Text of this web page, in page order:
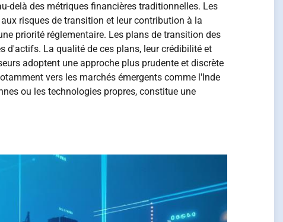
delà des métriques financières traditionnelles. Les
risques de transition et leur contribution à la
priorité réglementaire. Les plans de transition des
d'actifs. La qualité de ces plans, leur crédibilité et
adoptent une approche plus prudente et discrète
vers les marchés émergents comme l'Inde
ou les technologies propres, constitue une